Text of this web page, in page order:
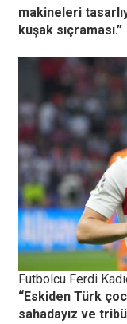
makineleri
kuşak sıçraması.”
Futbolcu Ferdi
“Eskiden Türk
sahadayız ve